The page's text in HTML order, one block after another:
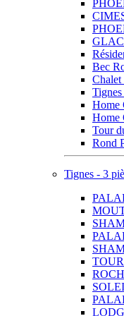
Bec
Chalet
Home
Home
Tour
Rond
Tignes - 3